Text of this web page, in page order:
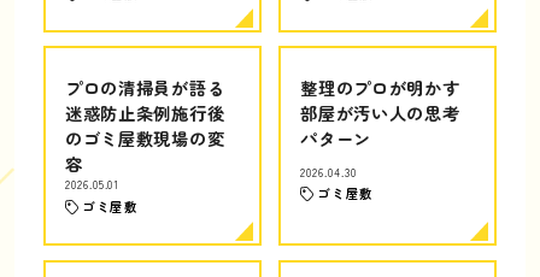
プロの清掃員が語る
迷惑防止条例施行後
のゴミ屋敷現場の変
容
2026.05.01
ゴミ屋敷
整理のプロが明かす
部屋が汚い人の思考
パターン
2026.04.30
ゴミ屋敷